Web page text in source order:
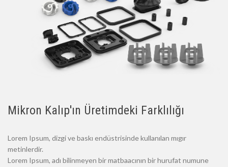
Mikron Kalıp'ın Üretimdeki Farklılığı
Lorem Ipsum, dizgi ve baskı endüstrisinde kullanılan mıgır
metinlerdir.
Lorem Ipsum, adı bilinmeyen bir matbaacının bir hurufat numune